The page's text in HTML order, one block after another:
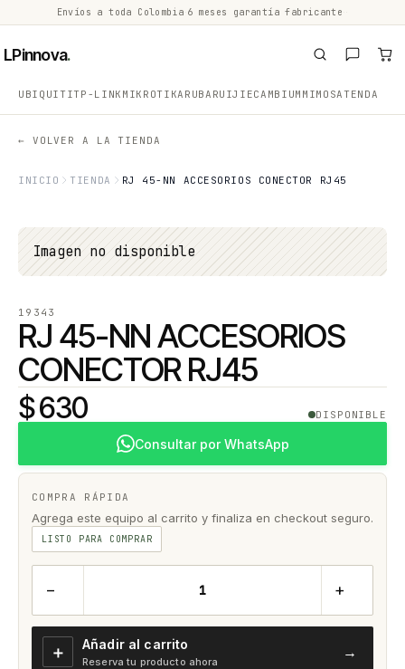
Envíos a toda Colombia 6 meses garantía fabricante
LPinnova.
UBIQUITITP-LINK MIKROTIKARUBA RUIJIECAMBIUM MIMOSATENDA
← VOLVER A LA TIENDA
INICIO TIENDA RJ 45-NN ACCESORIOS CONECTOR RJ45
Imagen no disponible
19343
RJ 45-NN ACCESORIOS
CONECTOR RJ45
$ 630 DISPONIBLE
Consultar por WhatsApp
COMPRA RÁPIDA
Agrega este equipo al carrito y finaliza en checkout seguro.
LISTO PARA COMPRAR
− +
＋ Añadir al carrito
Reserva tu producto ahora
→